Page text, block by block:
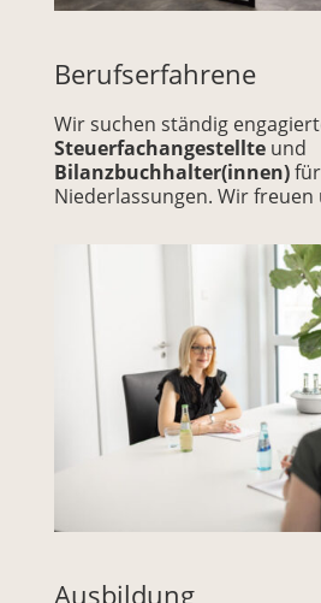
Berufserfahrene
Wir suchen ständig
Steuerfachangestellteund
Bilanzbuchhalter(innen)für
Niederlassungen. Wir freuen
Ausbildung